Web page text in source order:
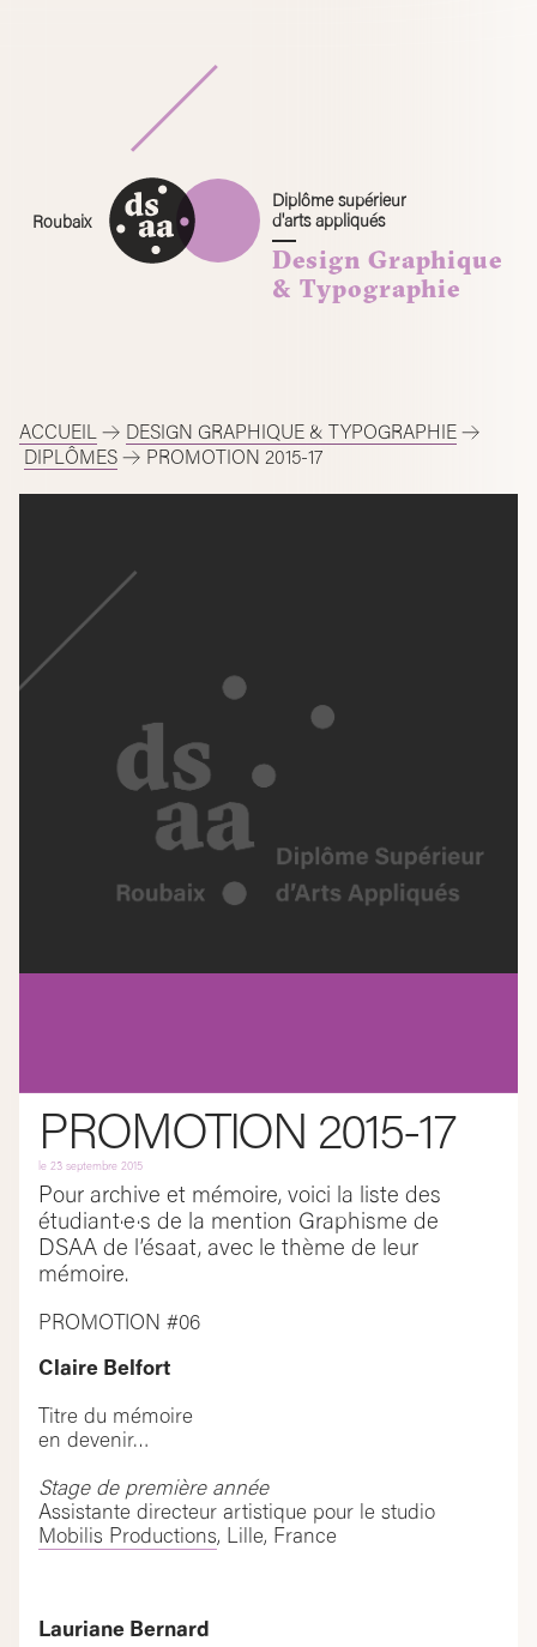
Roubaix
Diplôme supérieur
d'arts appliqués
Design Graphique
& Typographie
ACCUEIL
DESIGN GRAPHIQUE & TYPOGRAPHIE
DIPLÔMES
PROMOTION 2015-17
PROMOTION 2015-17
le 23 septembre 2015
Pour archive et mémoire, voici la liste des
étudiant·e·s de la mention Graphisme de
DSAA de l’ésaat, avec le thème de leur
mémoire.
PROMOTION #06
Claire Belfort
Titre du mémoire
en devenir…
Stage de première année
Assistante directeur artistique pour le studio
Mobilis Productions, Lille, France
Lauriane Bernard